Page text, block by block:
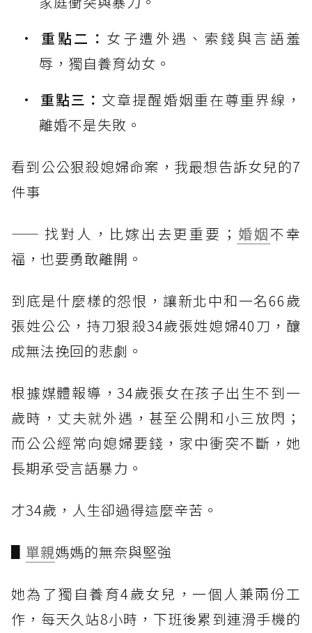
重點二： 女子遭外遇、索錢與言語羞
辱，獨自養育幼女。
重點三： 文章提醒婚姻重在尊重界線，
離婚不是失敗。
看到公公狠殺媳婦命案，我最想告訴女兒的7
件事
—— 找對人，比嫁出去更重要； 婚姻不幸
福，也要勇敢離開。
到底是什麼樣的怨恨，讓新北中和一名66歲
張姓公公，持刀狠殺34歲張姓媳婦40刀，釀
成無法挽回的悲劇。
根據媒體報導，34歲張女在孩子出生不到一
歲時，丈夫就外遇，甚至公開和小三放閃；
而公公經常向媳婦要錢，家中衝突不斷，她
長期承受言語暴力。
才34歲，人生卻過得這麼辛苦。
▋ 單親媽媽的無奈與堅強
她為了獨自養育4歲女兒，一個人兼兩份工
作，每天久站8小時，下班後累到連滑手機的